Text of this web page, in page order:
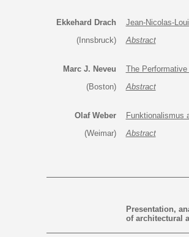
Ekkehard Drach
(Innsbruck)
Jean-Nicolas-
Abstract
Marc J. Neveu
(Boston)
The
Abstract
Olaf Weber
(Weimar)
Funktionalismus
Abstract
Presentation,
of architectural